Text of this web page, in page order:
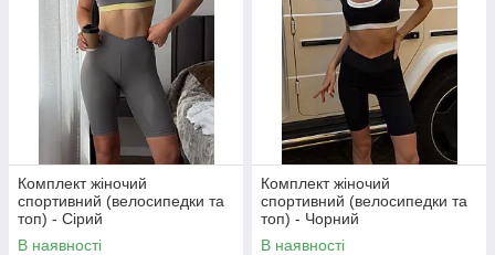
Комплект жіночий
спортивний (велосипедки та
топ) - Сірий
В наявності
Комплект жіночий
спортивний (велосипедки та
топ) - Чорний
В наявності